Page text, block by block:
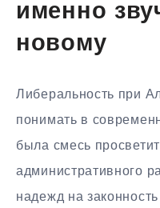
именно
новому
Либеральность при
понимать в
была смесь
административного
надежд на